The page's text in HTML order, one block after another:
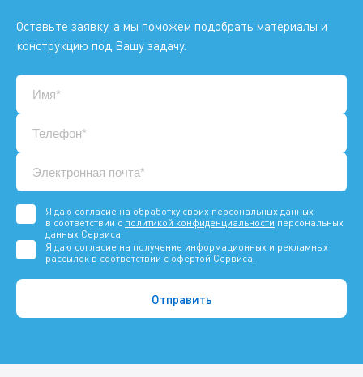
Оставьте заявку, а мы поможем подобрать материалы и
конструкцию под Вашу задачу.
Я даю согласие на обработку своих персональных данных
в соответствии с политикой конфиденциальности персональных
данных Сервиса.
Я даю согласие на получение информационных и рекламных
рассылок в соответствии с офертой Сервиса.